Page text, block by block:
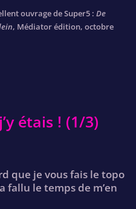
ouvrage de Super5 : De
, Médiator édition, octobre
étais ! (1/3)
que je vous fais le topo
fallu le temps de m’en